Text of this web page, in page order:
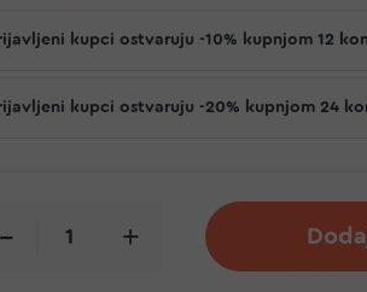
kupci ostvaruju -10% kupnjom 12
kupci ostvaruju -20% kupnjom 24